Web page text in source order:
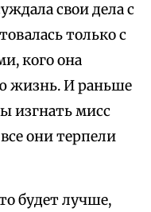
свои дела с
только с
кого она
жизнь. И раньше
изгнать мисс
они терпели
будет лучше,